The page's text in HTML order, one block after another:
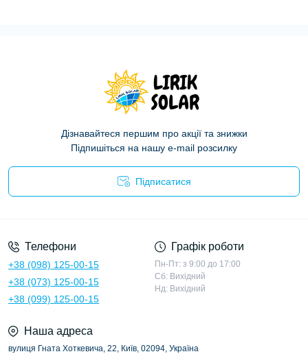
Дізнавайтеся першим про акції та знижки
Підпишіться на нашу e-mail розсилку
Підписатися
Телефони
+38 (098) 125-00-15
+38 (073) 125-00-15
+38 (099) 125-00-15
Графік роботи
Пн-Пт: з 9:00 до 17:00
Сб: Вихідний
Нд: Вихідний
Наша адреса
вулиця Гната Хоткевича, 22, Київ, 02094, Україна